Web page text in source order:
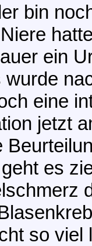
bin
ein
eine
jetzt
es
so